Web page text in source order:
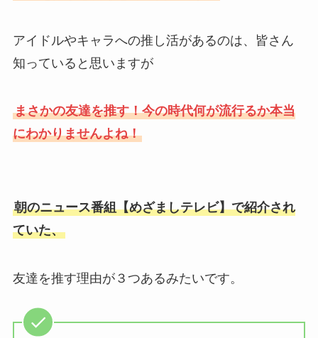
アイドルやキャラへの推し活があるのは、皆さん
知っていると思いますが
まさかの友達を推す！今の時代何が流行るか本当
にわかりませんよね！
朝のニュース番組【めざましテレビ】で紹介され
ていた、
友達を推す理由が３つあるみたいです。